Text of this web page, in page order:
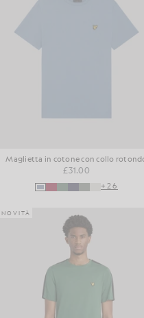
Maglietta in cotone con collo
£31.00
+26
NOVITÀ